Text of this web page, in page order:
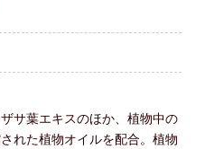
サ葉エキスのほか、植物中の
れた植物オイルを配合。植物